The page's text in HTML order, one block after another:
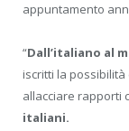
appuntamento
“Dall’italiano al
iscritti la
allacciare rapporti
italiani.